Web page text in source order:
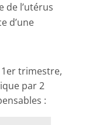
de l’utérus
d’une
trimestre,
par 2
: